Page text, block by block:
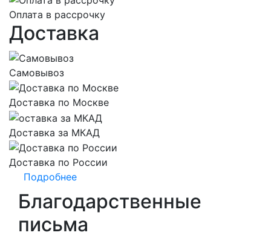
Оплата в рассрочку
Доставка
Самовывоз
Доставка по Москве
Доставка за МКАД
Доставка по России
Подробнее
Благодарственные
письма